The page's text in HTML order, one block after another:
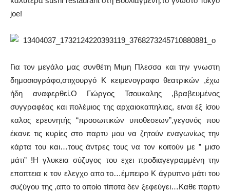
joe!
Για τον μεγάλο μας συνθέτη Μιμη Πλεσσα και την γνωστη
δημοσιογράφο,στιχουργό Κ κειμενογραφο θεατρικών ,έχω
ήδη αναφερθεί.Ο Γιώργος Τσουκαλης ,βραβευμένος
συγγραφέας και πολέμιος της αρχαιοκαπηλιας, ειναι έξ ίσου
καλος ερευνητής “προσωπικών υποθεσεων”,γεγονός που
έκανε τις κυρίες στο παρτυ μου να ζητούν εναγωνίως την
κάρτα του και…τους άντρες τους να τον κοιτούν με ” μισο
μάτι” !Η γλυκεια σύζυγος του εχει προδιαγεγραμμένη την
εποπτεια κ τον ελεγχο απο το…έμπειρο Κ άγρυπνο μάτι του
συζύγου της ,απο το οποίο τίποτα δεν ξεφεύγει…Καθε παρτυ